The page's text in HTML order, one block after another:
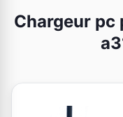
Chargeur pc